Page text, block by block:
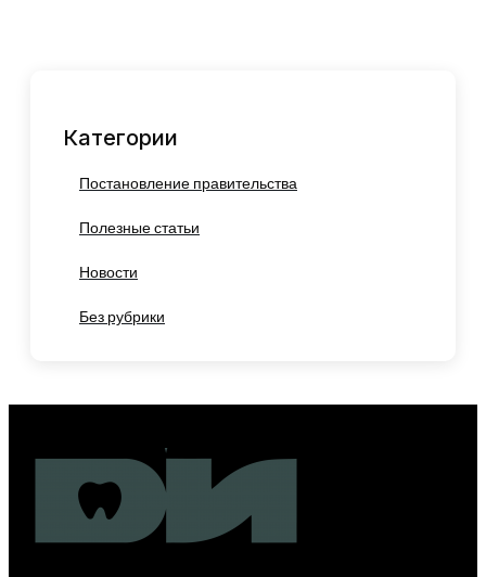
Категории
Постановление правительства
Полезные статьи
Новости
Без рубрики